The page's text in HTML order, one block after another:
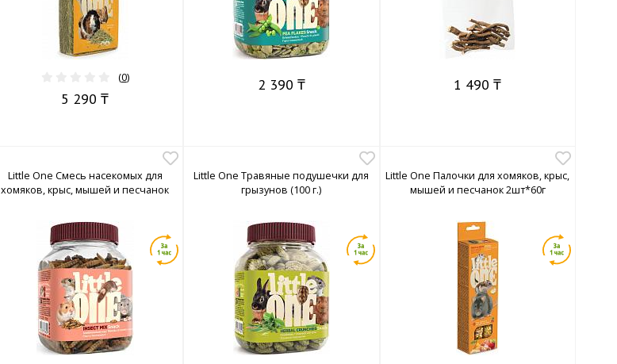
(0)
5 290 ₸
2 390 ₸ 1 490 ₸
Little One Смесь насекомых для
хомяков, крыс, мышей и песчанок
Little One Травяные подушечки для
грызунов (100 г.)
Little One Палочки для хомяков, крыс,
мышей и песчанок 2шт*60г